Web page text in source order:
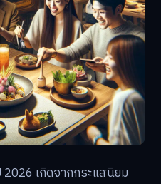
เกิดจากกระแสนิยม